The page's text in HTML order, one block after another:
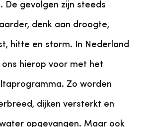
De gevolgen zijn steeds
denk aan droogte,
hitte en storm. In Nederland
hierop voor met het
Zo worden
dijken versterkt en
opgevangen. Maar ook